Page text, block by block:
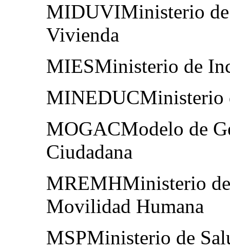
MIDUVIMinisterio
Vivienda
MIESMinisterio de
MINEDUCMinisterio
MOGACModelo de
Ciudadana
MREMHMinisterio
Movilidad Humana
MSPMinisterio de